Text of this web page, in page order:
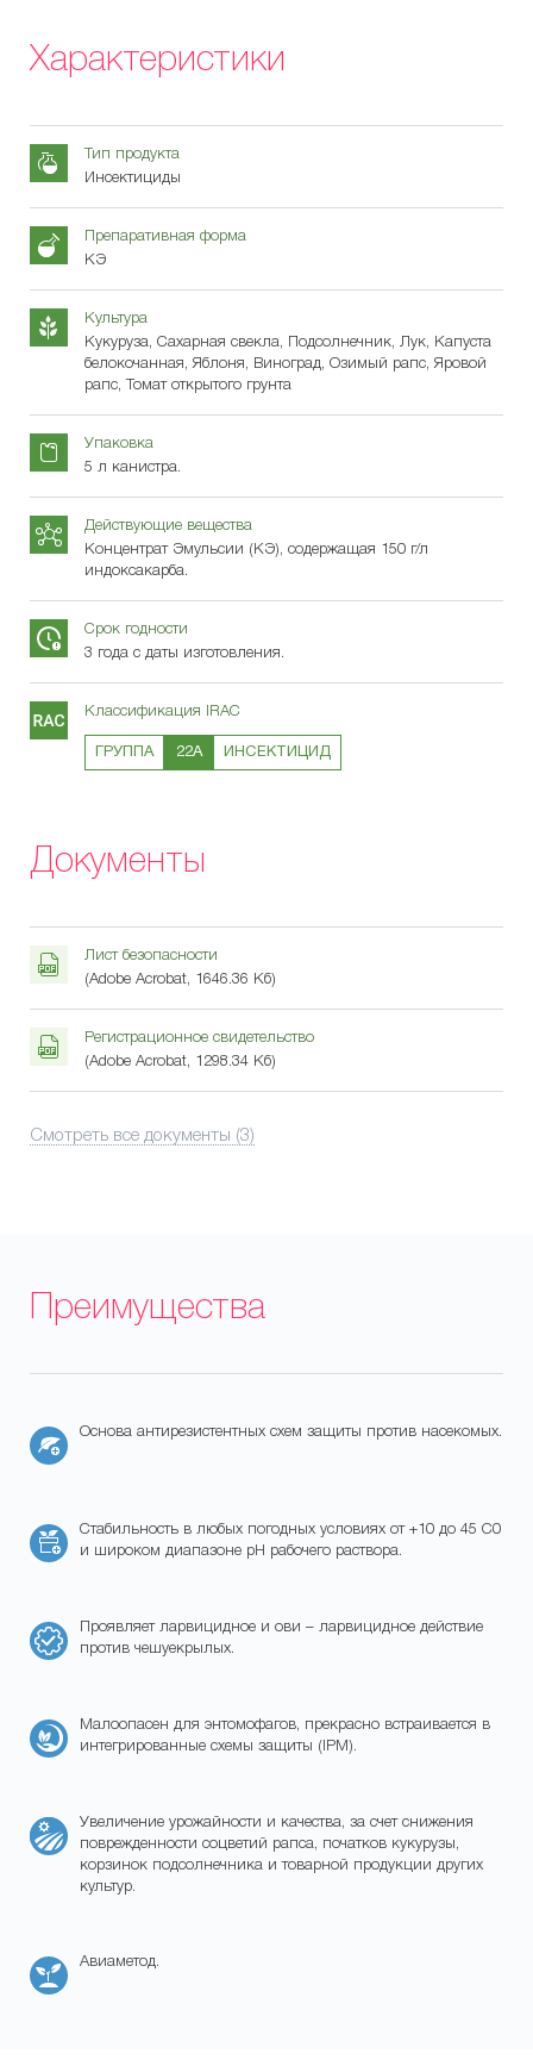
Характеристики
Тип продукта
Инсектициды
Препаративная форма
КЭ
Культура
Кукуруза, Сахарная свекла, Подсолнечник, Лук, Капуста
белокочанная, Яблоня, Виноград, Озимый рапс, Яровой
рапс, Томат открытого грунта
Упаковка
5 л канистра.
Действующие вещества
Концентрат Эмульсии (КЭ), содержащая 150 г/л
индоксакарба.
Срок годности
3 года с даты изготовления.
Классификация IRAC
ГРУППА 22А ИНСЕКТИЦИД
Документы
Лист безопасности
(Adobe Acrobat, 1646.36 Кб)
Регистрационное свидетельство
(Adobe Acrobat, 1298.34 Кб)
Смотреть все документы (3)
Преимущества
Основа антирезистентных схем защиты против насекомых.
Стабильность в любых погодных условиях от +10 до 45 С0
и широком диапазоне рН рабочего раствора.
Проявляет ларвицидное и ови – ларвицидное действие
против чешуекрылых.
Малоопасен для энтомофагов, прекрасно встраивается в
интегрированные схемы защиты (IPM).
Увеличение урожайности и качества, за счет снижения
поврежденности соцветий рапса, початков кукурузы,
корзинок подсолнечника и товарной продукции других
культур.
Авиаметод.